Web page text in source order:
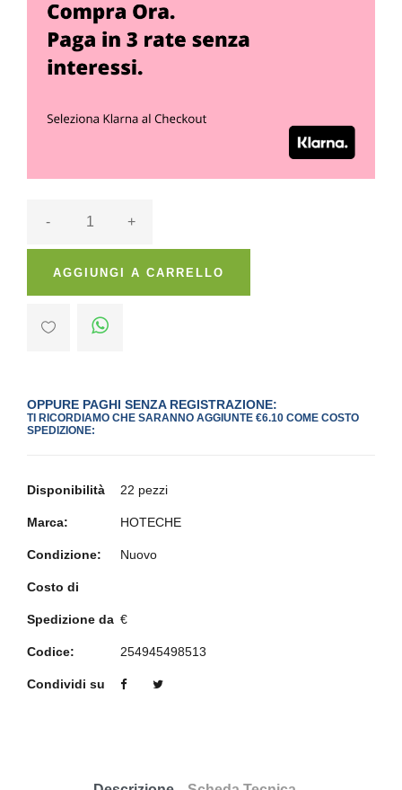
- +
AGGIUNGI A CARRELLO
OPPURE PAGHI SENZA REGISTRAZIONE:
TI RICORDIAMO CHE SARANNO AGGIUNTE €6.10 COME COSTO
SPEDIZIONE:
Disponibilità 22 pezzi
Marca: HOTECHE
Condizione: Nuovo
Costo di
Spedizione da €
Codice: 254945498513
Condividi su